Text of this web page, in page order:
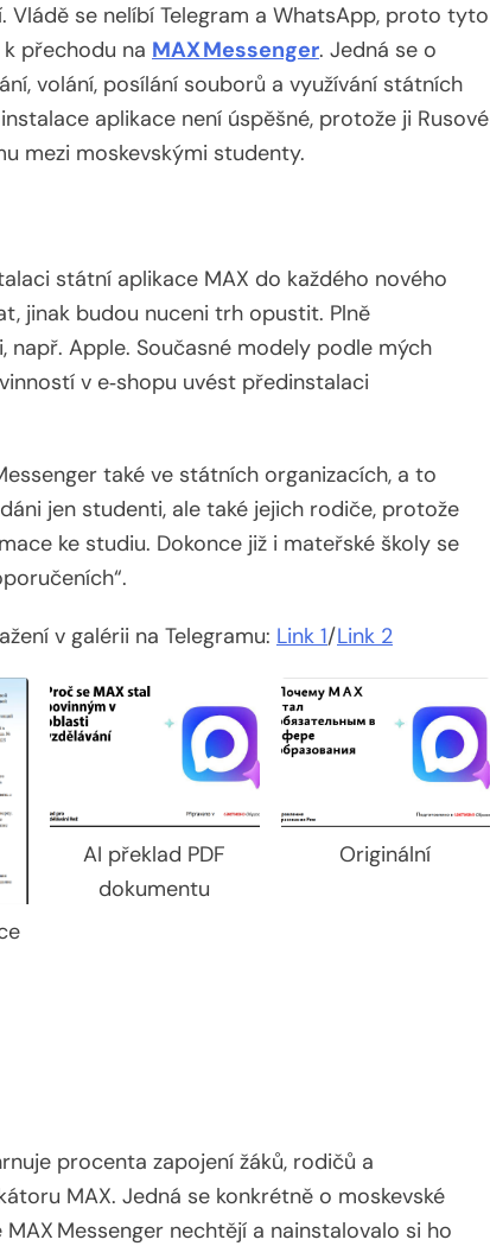
Vládě se nelíbí Telegram a WhatsApp, proto tyto
přechodu na MAX Messenger. Jedná se o
volání, posílání souborů a využívání státních
aplikace není úspěšné, protože ji Rusové
mezi moskevskými studenty.
státní aplikace MAX do každého nového
jinak budou nuceni trh opustit. Plně
Apple. Současné modely podle mých
v e‑shopu uvést předinstalaci
také ve státních organizacích, a to
jen studenti, ale také jejich rodiče, protože
ke studiu. Dokonce již i mateřské školy se
v galérii na Telegramu: Link 1/Link 2
AI překlad PDF
dokumentu
Originální
procenta zapojení žáků, rodičů a
MAX. Jedná se konkrétně o moskevské
Messenger nechtějí a nainstalovalo si ho